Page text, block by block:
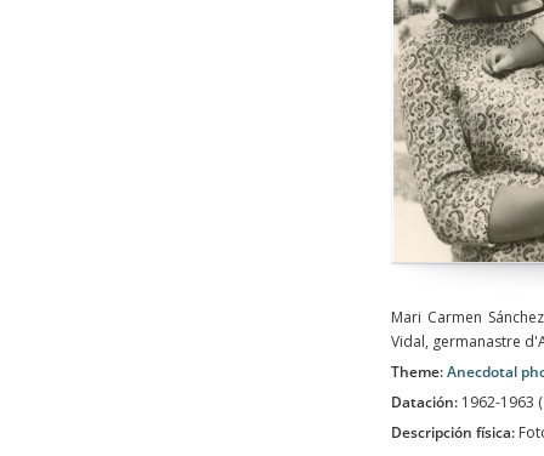
Mari Carmen
Vidal, germanastre
Theme:Anecdotal
Datación: 1962-1963
Descripción física: